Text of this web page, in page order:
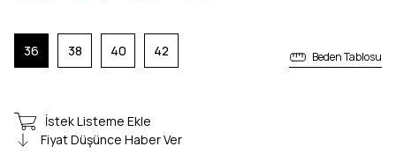
36 38 40 42 Beden Tablosu
İstek Listeme Ekle
Fiyat Düşünce Haber Ver